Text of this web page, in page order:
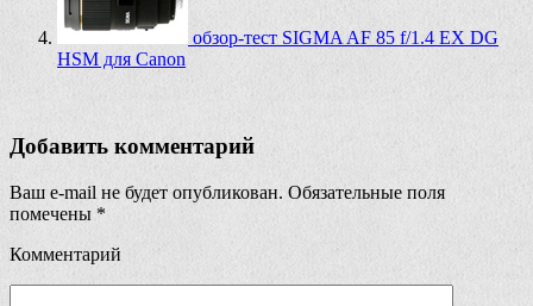
обзор-тест SIGMA AF 85 f/1.4 EX DG
HSM для Canon
Добавить комментарий
Ваш e-mail не будет опубликован. Обязательные поля
помечены *
Комментарий